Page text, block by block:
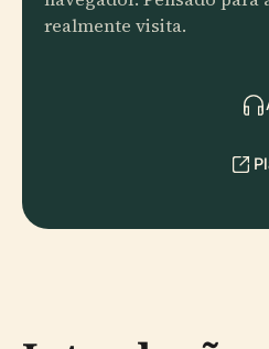
realmente visita.